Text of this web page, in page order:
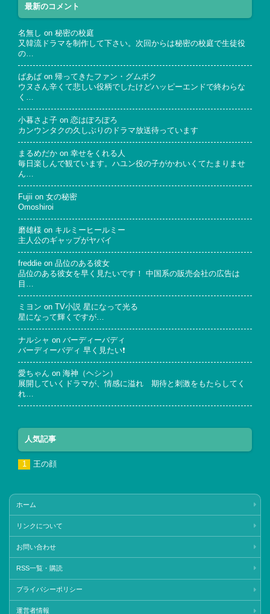
最新のコメント
名無し on 秘密の校庭
又韓流ドラマを制作して下さい。次回からは秘密の校庭で生徒役
の…
ばあば on 帰ってきたファン・グムボク
ウヌさん辛くて悲しい役柄でしたけどハッピーエンドで終わらな
く…
小暮さよ子 on 恋はぽろぽろ
カンウンタクの久しぶりのドラマ放送待っています
まるめだか on 幸せをくれる人
毎日楽しんで観ています。ハユン役の子がかわいくてたまりませ
ん…
Fujii on 女の秘密
Omoshiroi
磨雄様 on キルミーヒールミー
主人公のギャップがヤバイ
freddie on 品位のある彼女
品位のある彼女を早く見たいです！ 中国系の販売会社の広告は
目…
ミヨン on TV小説 星になって光る
星になって輝くですが…
ナルシャ on バーディーバディ
バーディーバディ 早く見たい❗
愛ちゃん on 海神（ヘシン）
展開していくドラマが、情感に溢れ 期待と刺激をもたらしてく
れ…
人気記事
王の顔
ホーム
リンクについて
お問い合わせ
RSS一覧・購読
プライバシーポリシー
運営者情報